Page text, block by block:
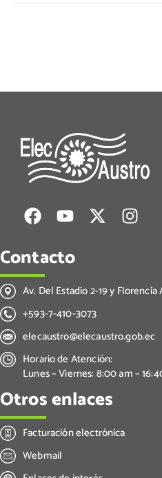
Contacto
Av. Del Estadio 2-19 y
+593-7-410-3073
elecaustro@elecaustro.gob.ec
Horario de Atención:
Lunes – Viernes: 8:00 am –
Otros enlaces
Facturación electrónica
Webmail